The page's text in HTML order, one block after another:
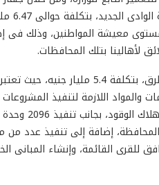
معيشة المواطنين، وذلك فى
لأهالينا بتلك المحافظات.
وأوضح وزير الإسكان، أنه تم وجار تنفيذ
والمواد اللازمة لتنفيذ
التجارة
للقرى القائمة، وإنشاء